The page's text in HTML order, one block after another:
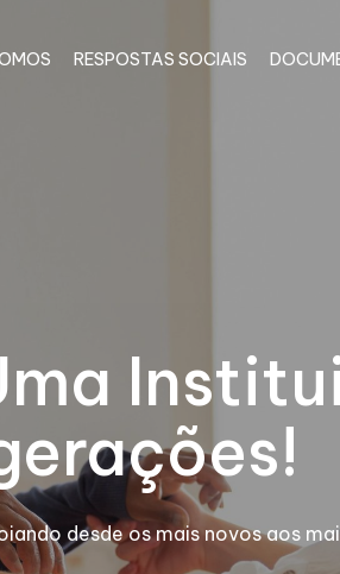
RESPOSTAS SOCIAIS
desde os mais novos aos